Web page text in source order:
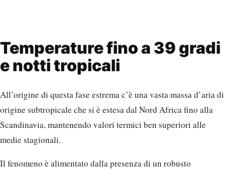
Temperature fino a 39 gradi
e notti tropicali
All’origine di questa fase estrema c’è una vasta massa d’aria di
origine subtropicale che si è estesa dal Nord Africa fino alla
Scandinavia, mantenendo valori termici ben superiori alle
medie stagionali.
Il fenomeno è alimentato dalla presenza di un robusto